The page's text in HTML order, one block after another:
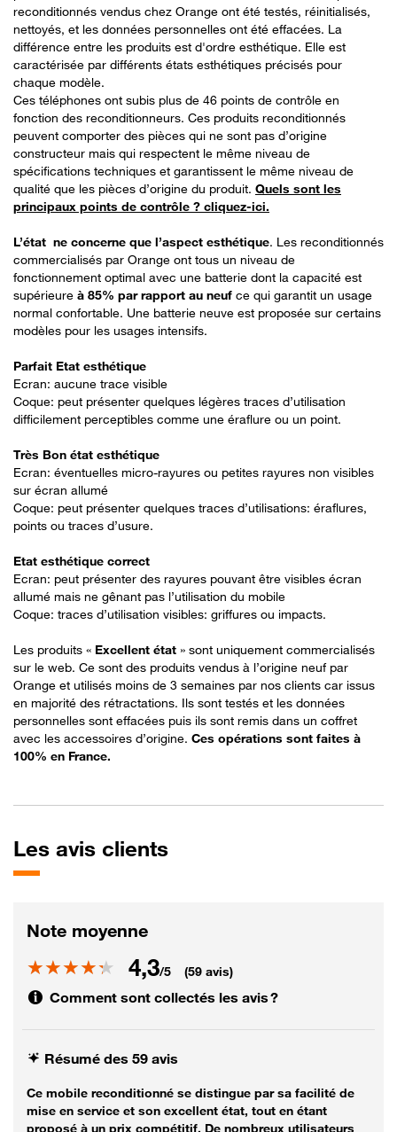
reconditionnés vendus chez Orange ont été testés, réinitialisés,
nettoyés, et les données personnelles ont été effacées. La
différence entre les produits est d'ordre esthétique. Elle est
caractérisée par différents états esthétiques précisés pour
chaque modèle.
Ces téléphones ont subis plus de 46 points de contrôle en
fonction des reconditionneurs. Ces produits reconditionnés
peuvent comporter des pièces qui ne sont pas d’origine
constructeur mais qui respectent le même niveau de
spécifications techniques et garantissent le même niveau de
qualité que les pièces d’origine du produit. Quels sont les
principaux points de contrôle ? cliquez-ici.
L’état ne concerne que l’aspect esthétique. Les reconditionnés
commercialisés par Orange ont tous un niveau de
fonctionnement optimal avec une batterie dont la capacité est
supérieure à 85% par rapport au neuf ce qui garantit un usage
normal confortable. Une batterie neuve est proposée sur certains
modèles pour les usages intensifs.
Parfait Etat esthétique
Ecran: aucune trace visible
Coque: peut présenter quelques légères traces d’utilisation
difficilement perceptibles comme une éraflure ou un point.
Très Bon état esthétique
Ecran: éventuelles micro-rayures ou petites rayures non visibles
sur écran allumé
Coque: peut présenter quelques traces d’utilisations: éraflures,
points ou traces d’usure.
Etat esthétique correct
Ecran: peut présenter des rayures pouvant être visibles écran
allumé mais ne gênant pas l’utilisation du mobile
Coque: traces d’utilisation visibles: griffures ou impacts.
Les produits « Excellent état » sont uniquement commercialisés
sur le web. Ce sont des produits vendus à l’origine neuf par
Orange et utilisés moins de 3 semaines par nos clients car issus
en majorité des rétractations. Ils sont testés et les données
personnelles sont effacées puis ils sont remis dans un coffret
avec les accessoires d’origine. Ces opérations sont faites à
100% en France​.
Les avis clients
Note moyenne
Note
4,3/5 (59 avis)
Comment sont collectés les avis ?
Résumé des 59 avis
Ce mobile reconditionné se distingue par sa facilité de
mise en service et son excellent état, tout en étant
proposé à un prix compétitif. De nombreux utilisateurs